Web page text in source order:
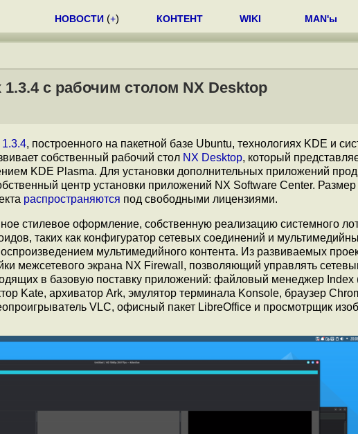
НОВОСТИ (+) КОНТЕНТ WIKI MAN'ы
с рабочим столом NX Desktop
1.3.4, построенного на пакетной базе Ubuntu, технологиях KDE и
собственный рабочий стол NX Desktop, который
KDE Plasma. Для установки дополнительных приложений
центр установки приложений NX Software Center. Размер
распространяются под свободными лицензиями.
стилевое оформление, собственную реализацию системного
таких как конфигуратор сетевых соединений и
мультимедийного контента. Из развиваемых
межсетевого экрана NX Firewall, позволяющий управлять
в базовую поставку приложений: файловый менеджер
Kate, архиватор Ark, эмулятор терминала Konsole, браузер
VLC, офисный пакет LibreOffice и просмотрщик